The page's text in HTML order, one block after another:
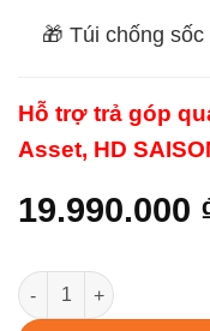
🎁 Túi chống sốc
Hỗ trợ trả góp
Asset, HD
19.990.000
Laptop Gaming Acer